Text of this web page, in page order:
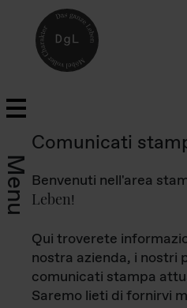
Menu
Comunicati
Benvenuti nell'area
Leben!
Qui troverete
nostra azienda, i nostri
comunicati stampa
Saremo lieti di fornirvi